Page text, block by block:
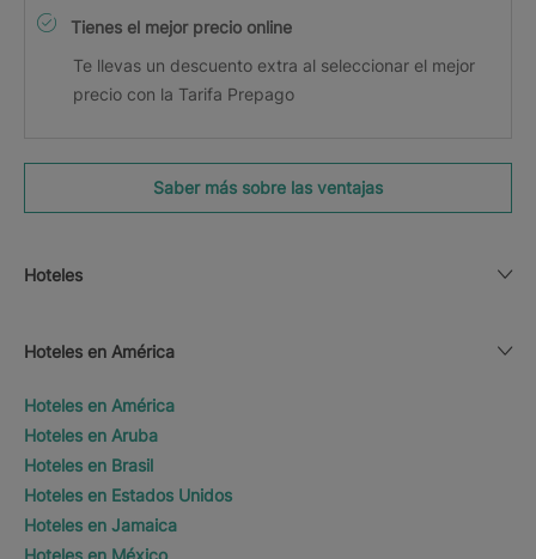
Tienes el mejor precio online
Te llevas un descuento extra al seleccionar el mejor
precio con la Tarifa Prepago
Saber más sobre las ventajas
Hoteles
Hoteles en América
Hoteles en América
Hoteles en Aruba
Hoteles en Brasil
Hoteles en Estados Unidos
Hoteles en Jamaica